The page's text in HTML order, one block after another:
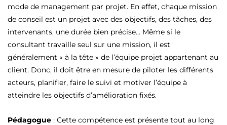
mode de management par projet. En effet, chaque mission
de conseil est un projet avec des objectifs, des tâches, des
intervenants, une durée bien précise… Même si le
consultant travaille seul sur une mission, il est
généralement « à la tête » de l’équipe projet appartenant au
client. Donc, il doit être en mesure de piloter les différents
acteurs, planifier, faire le suivi et motiver l’équipe à
atteindre les objectifs d’amélioration fixés.
Pédagogue : Cette compétence est présente tout au long